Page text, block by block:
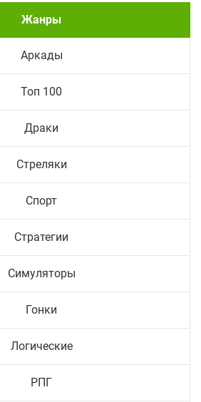
Жанры
Аркады
Топ 100
Драки
Стреляки
Спорт
Стратегии
Симуляторы
Гонки
Логические
РПГ